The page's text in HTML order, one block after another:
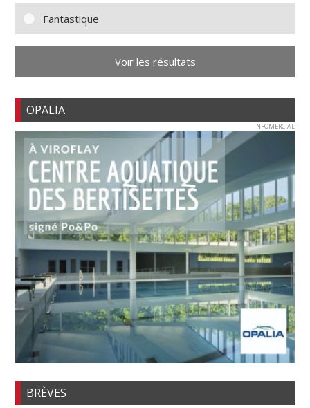
Fantastique
Voir les résultats
OPALIA
INFOMERCIAL
BRÈVES